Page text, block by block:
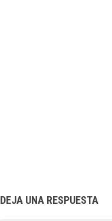
DEJA UNA RESPUESTA